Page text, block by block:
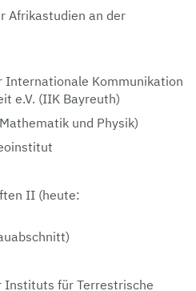
Afrikastudien an der
Internationale Kommunikation
e.V. (IIK Bayreuth)
und Physik)
II (heute:
Instituts für Terrestrische